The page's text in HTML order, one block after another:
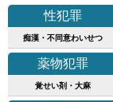
性犯罪
痴漢・不同意わいせつ
薬物犯罪
覚せい剤・大麻